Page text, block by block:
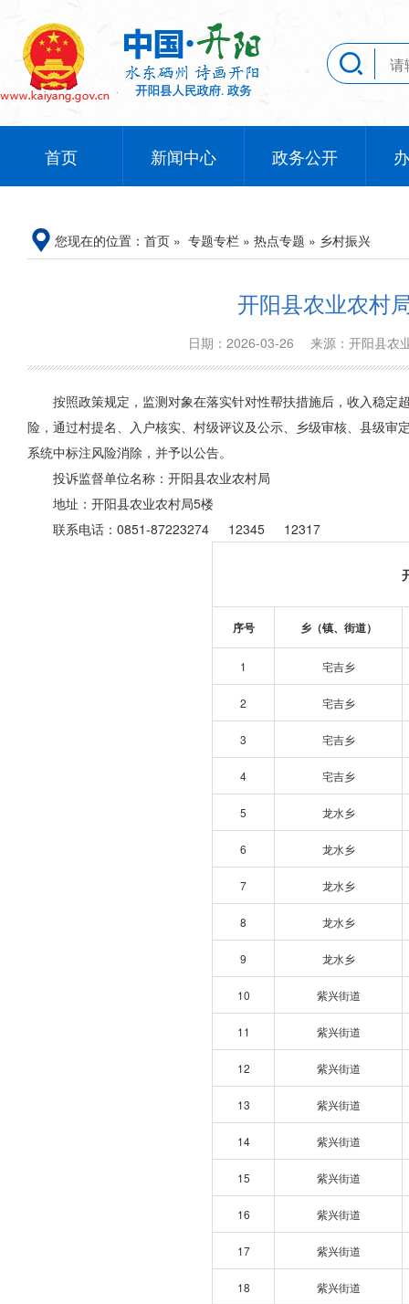
首页 新闻中心 政务公开
您现在的位置： 首页 » 专题专栏 » 热点专题 » 乡村振兴
开阳县农业农村
日期：2026-03-26 来源：开阳县
按照政策规定，监测对象在落实针对性帮扶措施后，收入稳定
险，通过村提名、入户核实、村级评议及公示、乡级审核、县级
系统中标注风险消除，并予以公告。
投诉监督单位名称：开阳县农业农村局
地址：开阳县农业农村局5楼
联系电话：0851-87223274 12345 12317
序号 乡（镇、街道）
1 宅吉乡
2 宅吉乡
3 宅吉乡
4 宅吉乡
5 龙水乡
6 龙水乡
7 龙水乡
8 龙水乡
9 龙水乡
10 紫兴街道
11 紫兴街道
12 紫兴街道
13 紫兴街道
14 紫兴街道
15 紫兴街道
16 紫兴街道
17 紫兴街道
18 紫兴街道